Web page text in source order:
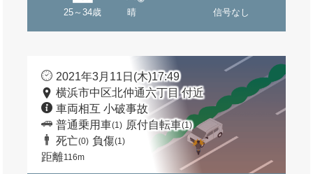
25～34歳 晴 信号なし
2021年3月11日(木)17:49
横浜市中区北仲通六丁目 付近
車両相互 小破事故
普通乗用車(1) 原付自転車(1)
死亡(0) 負傷(1)
距離116m